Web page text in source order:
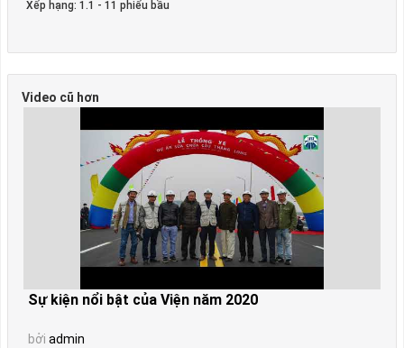
Xếp hạng: 1.1 - 11 phiếu bầu
Video cũ hơn
Sự kiện nổi bật của Viện năm 2020
bởi admin